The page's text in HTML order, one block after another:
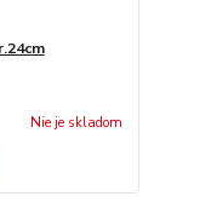
Nie je skladom